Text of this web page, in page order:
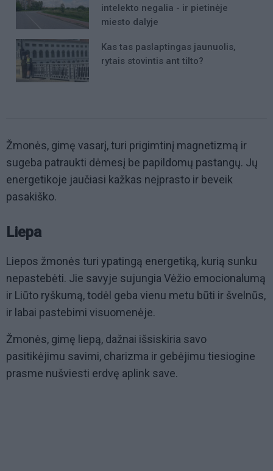
intelekto negalia - ir pietinėje
miesto dalyje
Kas tas paslaptingas jaunuolis,
rytais stovintis ant tilto?
Žmonės, gimę vasarį, turi prigimtinį magnetizmą ir
sugeba patraukti dėmesį be papildomų pastangų. Jų
energetikoje jaučiasi kažkas neįprasto ir beveik
pasakiško.
Liepa
Liepos žmonės turi ypatingą energetiką, kurią sunku
nepastebėti. Jie savyje sujungia Vėžio emocionalumą
ir Liūto ryškumą, todėl geba vienu metu būti ir švelnūs,
ir labai pastebimi visuomenėje.
Žmonės, gimę liepą, dažnai išsiskiria savo
pasitikėjimu savimi, charizma ir gebėjimu tiesiogine
prasme nušviesti erdvę aplink save.